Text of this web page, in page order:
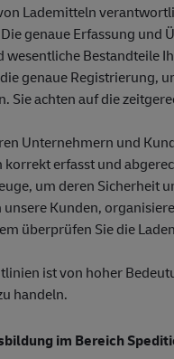
Lademitteln
genaue Erfassung und
wesentlicheBestandteile
genaue Registrierung,
Sie achten auf die
Unternehmern und
erfasst und
, um deren Sicherheit
Kunden,
überprüfen Sie die
ist von hoher
handeln.
im Bereich